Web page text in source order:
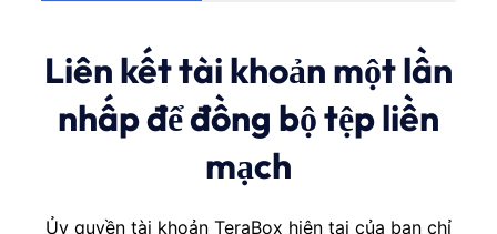
Liên kết tài khoản một lần
nhấp để đồng bộ tệp liền
mạch
Ủy quyền tài khoản TeraBox hiện tại của bạn chỉ